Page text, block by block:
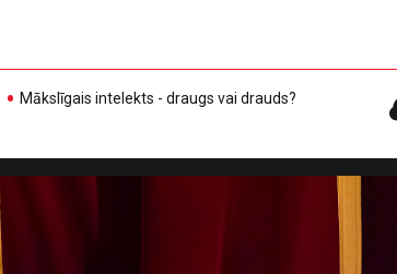
Mākslīgais intelekts - draugs vai drauds?